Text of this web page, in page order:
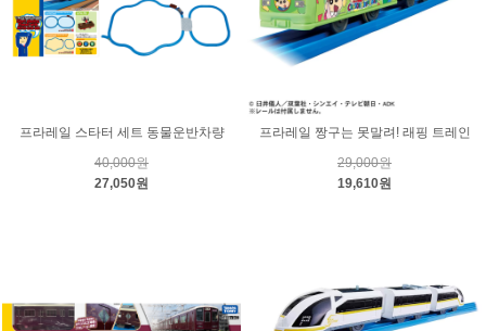
프라레일 스타터 세트 동물운반차량
40,000원
27,050원
프라레일 짱구는 못말려! 래핑 트레인
29,000원
19,610원